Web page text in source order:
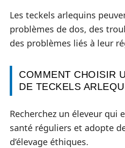
Les teckels arlequins
problèmes de dos, des
des problèmes liés à leur
COMMENT CHOISIR
DE TECKELS
Recherchez un éleveur qui
santé réguliers et adopte
d’élevage éthiques.